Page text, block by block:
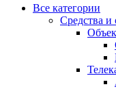
Все категории
Средства и